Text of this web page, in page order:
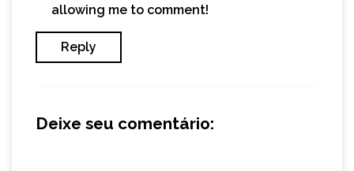
allowing me to comment!
Reply
Deixe seu comentário: